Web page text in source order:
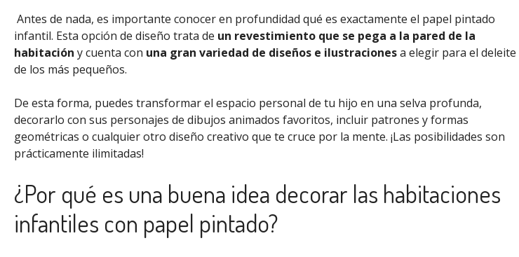
Antes de nada, es importante conocer en profundidad qué es exactamente el papel pintado
infantil. Esta opción de diseño trata de un revestimiento que se pega a la pared de la
habitación y cuenta con una gran variedad de diseños e ilustracionesa elegir para el deleite
de los más pequeños.
De esta forma, puedes transformar el espacio personal de tu hijo en una selva profunda,
decorarlo con sus personajes de dibujos animados favoritos, incluir patrones y formas
geométricas o cualquier otro diseño creativo que te cruce por la mente. ¡Las posibilidades son
prácticamente ilimitadas!
¿Por qué es una buena idea decorar las habitaciones
infantiles con papel pintado?